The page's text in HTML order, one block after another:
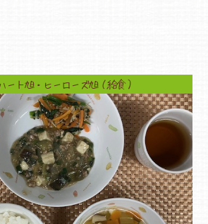
ート旭・ヒーローズ旭（給食）